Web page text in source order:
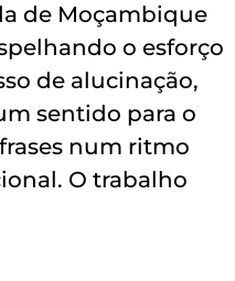
de Moçambique
o esforço
de alucinação,
sentido para o
num ritmo
O trabalho